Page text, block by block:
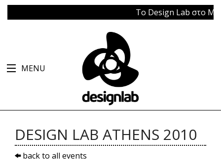
Το Design Lab στο
MENU
DESIGN LAB ATHENS 2010
back to all events